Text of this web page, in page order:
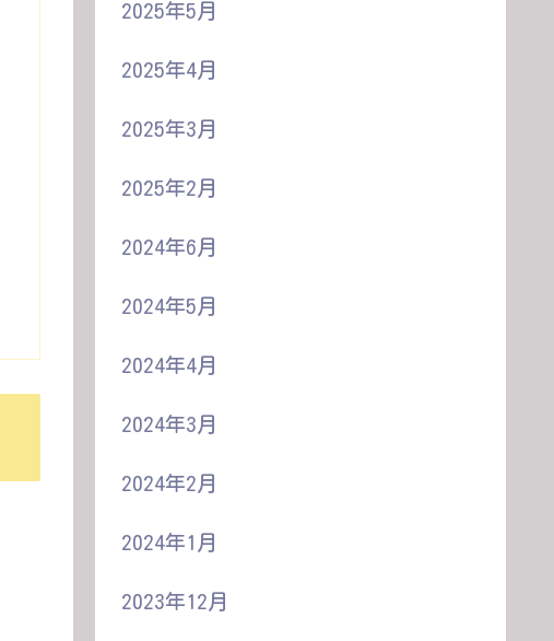
2025年5月
2025年4月
2025年3月
2025年2月
2024年6月
2024年5月
2024年4月
2024年3月
2024年2月
2024年1月
2023年12月